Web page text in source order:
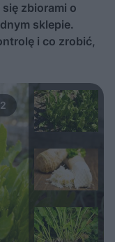
zbiorami o
sklepie.
i co zrobić,